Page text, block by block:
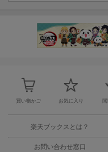
買い物かご お気に入り
楽天ブックスとは？
お問い合わせ窓口